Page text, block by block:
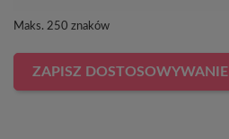
Maks. 250 znaków
ZAPISZ DOSTOSOWYWANIE